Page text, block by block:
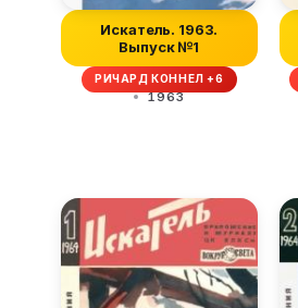
Искатель. 1963.
Выпуск №1
РИЧАРД КОННЕЛ +6
1963